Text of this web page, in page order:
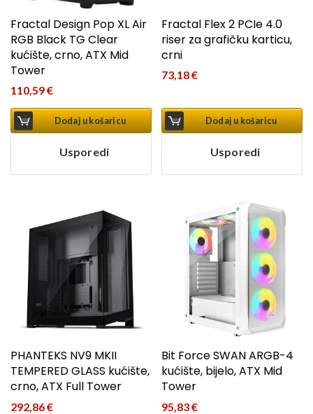
Fractal Design Pop XL Air
RGB Black TG Clear
kućište, crno, ATX Mid
Tower
110,59€
Dodaj u košaricu
Usporedi
Fractal Flex 2 PCIe 4.0
riser za grafičku karticu,
crni
73,18€
Dodaj u košaricu
Usporedi
PHANTEKS NV9 MKII
TEMPERED GLASS kućište,
crno, ATX Full Tower
292,86€
Bit Force SWAN ARGB-4
kućište, bijelo, ATX Mid
Tower
95,83€